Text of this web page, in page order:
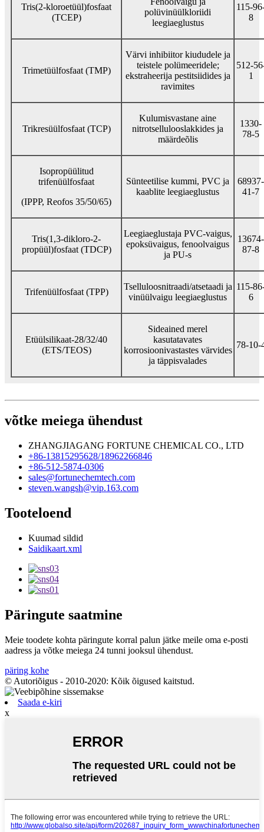
Tris(2-kloroetüül)fosfaat
(TCEP)
polüvinüülkloriidi
leegiaeglustus
115-
8
Trimetüülfosfaat (TMP)
Värvi inhibiitor kiududele ja
teistele polümeeridele;
ekstraheerija pestitsiidides ja
ravimites
512-
1
Trikresüülfosfaat (TCP)
Kulumisvastane aine
nitrotsellulooslakkides ja
määrdeõlis
1330-
78-5
Isopropüülitud
trifenüülfosfaat
(IPPP, Reofos 35/50/65)
Sünteetilise kummi, PVC ja
kaablite leegiaeglustus
68937-
41-7
Tris(1,3-dikloro-2-
propüül)fosfaat (TDCP)
Leegiaeglustaja PVC-vaigus,
epoksüvaigus, fenoolvaigus
ja PU-s
13674-
87-8
Trifenüülfosfaat (TPP)
Tselluloosnitraadi/atsetaadi ja
vinüülvaigu leegiaeglustus
115-
6
Etüülsilikaat-28/32/40
(ETS/TEOS)
Sideained merel
kasutatavates
korrosioonivastastes värvides
ja täppisvalades
78-10-
võtke meiega ühendust
ZHANGJIAGANG FORTUNE CHEMICAL CO., LTD
+86-13815295628/18962266846
+86-512-5874-0306
sales@fortunechemtech.com
steven.wangsh@vip.163.com
Tooteloend
Kuumad sildid
Saidikaart.xml
Päringute saatmine
Meie toodete kohta päringute korral palun jätke meile oma e-posti
aadress ja võtke meiega 24 tunni jooksul ühendust.
päring kohe
© Autoriõigus - 2010-2020: Kõik õigused kaitstud.
Saada e-kiri
x